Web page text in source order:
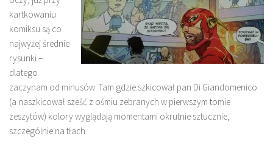
kartkowaniu
komiksu są co
najwyżej średnie
rysunki –
dlatego
zaczynam od minusów. Tam gdzie szkicował pan Di Giandomenico
(a naszkicował sześć z ośmiu zebranych w pierwszym tomie
zeszytów) kolory wyglądają momentami okrutnie sztucznie,
szczególnie na tłach.